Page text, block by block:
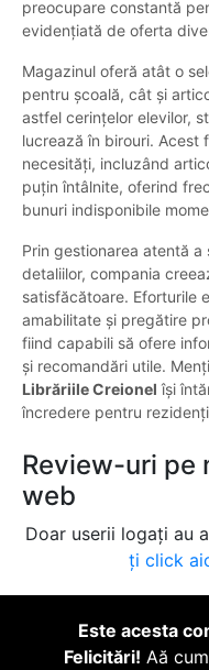
preocupare constantă
evidențiată de oferta
Magazinul oferă atât o
pentru școală, cât și
astfel cerințelor elevilor,
lucrează în birouri. Acest
necesități, incluzând
puțin întâlnite, oferind
bunuri indisponibile
Prin gestionarea atentă
detaliilor, compania
satisfăcătoare. Eforturile
amabilitate și pregătire
fiind capabili să ofere
și recomandări utile.
Librăriile Creionel își
încredere pentru
Review-uri pe
web
Doar userii logați au
ți click
Este acesta
Felicitări! Aă